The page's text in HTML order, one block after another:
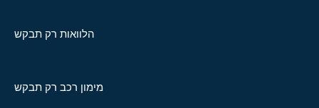
הלוואות רק תבקש
מימון רכב רק תבקש